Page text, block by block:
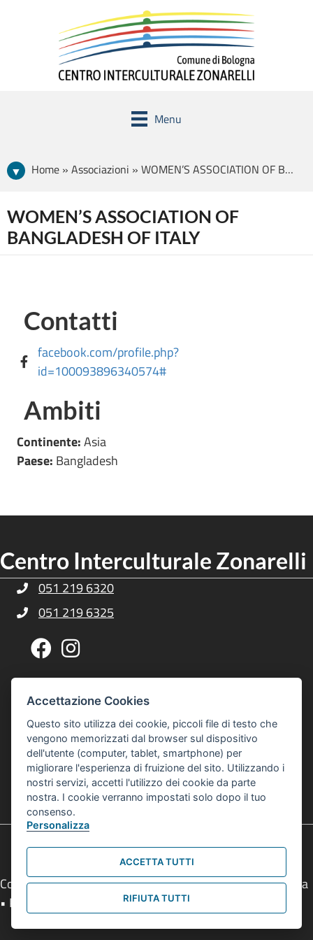
Menu
Home » Associazioni » WOMEN’S ASSOCIATION OF BANGLADESH OF ITALY
WOMEN’S ASSOCIATION OF
BANGLADESH OF ITALY
Contatti
facebook.com/profile.php?
id=100093896340574#
Ambiti
Continente:Asia
Paese: Bangladesh
Centro Interculturale Zonarelli
Telefono Centro Culturale Zonarelli
051 219 6320
Telefono Centro Culturale Zonarelli
051 219 6325
Pagina Facebook Centro Zonarelli
Profilo Instagram Centro Zonarelli
Indirizzo Centro Culturale Zonarelli
Email Centro Interculturale Zonarelli
interculturalezonarelli@comune.bologna.it
Informativa Privacy e Cookies
Informativa privacy e cookies
© 2026 Centro Interculturale Zonarelli
Tutti i diritti sono riservati
Comune di Bologna • Piazza Maggiore, 6 - 40124 Bologna
• P.Iva 01232710374 • Tel.051 2193111
Accettazione Cookies
Questo sito utilizza dei cookie, piccoli file di testo che
vengono memorizzati dal browser sul dispositivo
dell'utente (computer, tablet, smartphone) per
migliorare l'esperienza di fruizione del sito. Utilizzando i
nostri servizi, accetti l'utilizzo dei cookie da parte
nostra. I cookie verranno impostati solo dopo il tuo
consenso.
Personalizza
ACCETTA TUTTI
RIFIUTA TUTTI